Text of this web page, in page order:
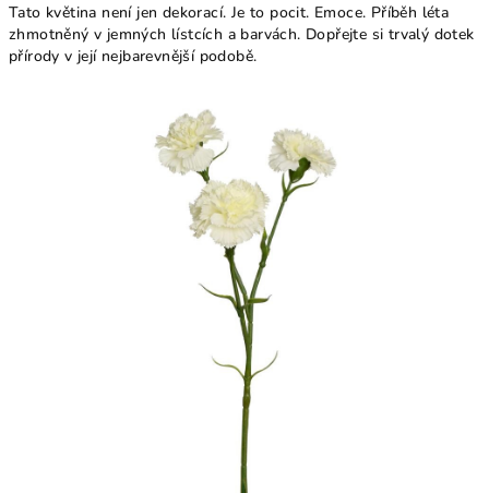
Tato květina není jen dekorací. Je to pocit. Emoce. Příběh léta
zhmotněný v jemných lístcích a barvách. Dopřejte si trvalý dotek
přírody v její nejbarevnější podobě.